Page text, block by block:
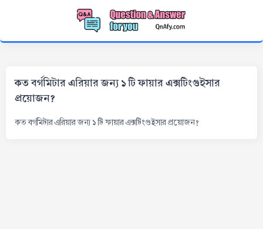
কত বর্গমিটার এরিয়ার জন্য ১ টি ফায়ার এক্সটিংগুইসার
প্রয়োজন?
কত বর্গমিটার এরিয়ার জন্য ১ টি ফায়ার এক্সটিংগুইসার প্রয়োজন?